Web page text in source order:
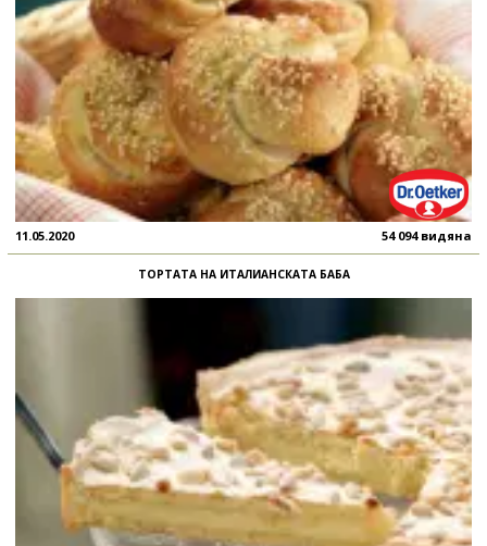
11.05.2020 54 094 видяна
ТОРТАТА НА ИТАЛИАНСКАТА БАБА